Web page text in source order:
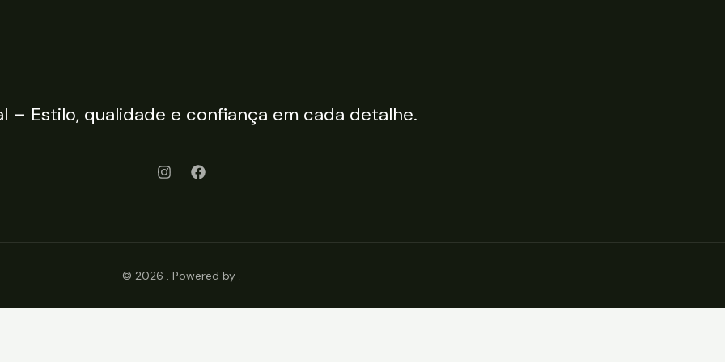
– Estilo, qualidade e confiança em cada detalhe.
© 2026 . Powered by .